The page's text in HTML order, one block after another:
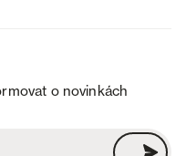
o novinkách